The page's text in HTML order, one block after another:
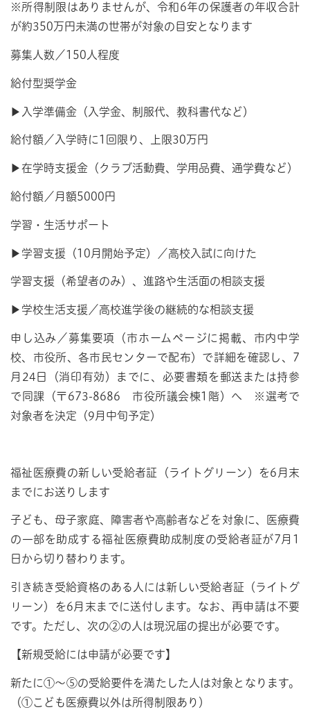
※所得制限はありませんが、令和6年の保護者の年収合計
が約350万円未満の世帯が対象の目安となります
募集人数／150人程度
給付型奨学金
▶入学準備金（入学金、制服代、教科書代など）
給付額／入学時に1回限り、上限30万円
▶在学時支援金（クラブ活動費、学用品費、通学費など）
給付額／月額5000円
学習・生活サポート
▶学習支援（10月開始予定）／高校入試に向けた
学習支援（希望者のみ）、進路や生活面の相談支援
▶学校生活支援／高校進学後の継続的な相談支援
申し込み／募集要項（市ホームページに掲載、市内中学
校、市役所、各市民センターで配布）で詳細を確認し、7
月24日（消印有効）までに、必要書類を郵送または持参
で同課（〒673-8686 市役所議会棟1階）へ ※選考で
対象者を決定（9月中旬予定）
福祉医療費の新しい受給者証（ライトグリーン）を6月末
までにお送りします
子ども、母子家庭、障害者や高齢者などを対象に、医療費
の一部を助成する福祉医療費助成制度の受給者証が7月1
日から切り替わります。
引き続き受給資格のある人には新しい受給者証（ライトグ
リーン）を6月末までに送付します。なお、再申請は不要
です。ただし、次の②の人は現況届の提出が必要です。
【新規受給には申請が必要です】
新たに①～⑤の受給要件を満たした人は対象となります。
（①こども医療費以外は所得制限あり）